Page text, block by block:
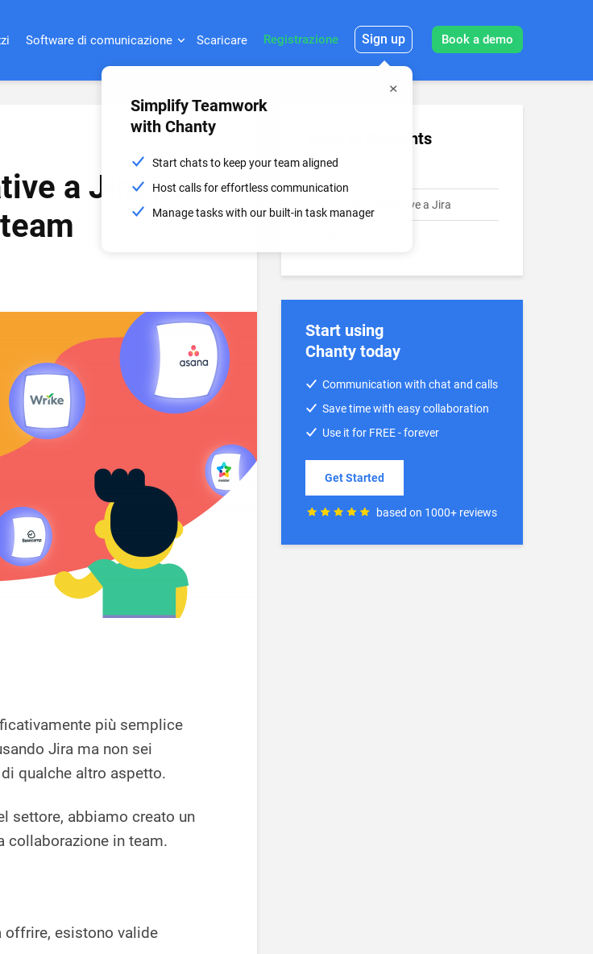
Software di comunicazione Scaricare Registrazione Sign up
Simplify Teamwork
with Chanty
Start chats to keep your team aligned
Host calls for effortless communication
Manage tasks with our built-in task manager
Book a demo
a Jira per
più semplice
Jira ma non sei
qualche altro aspetto.
settore, abbiamo creato un
collaborazione in team.
offrire, esistono valide
Table of Contents
Cos’è Jira?
Le 9 migliori alternative a Jira
Start using
Chanty today
Communication with chat and calls
Save time with easy collaboration
Use it for FREE - forever
Get Started
based on 1000+ reviews